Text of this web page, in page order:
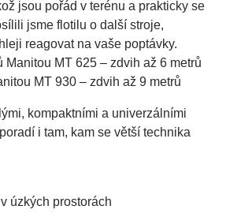
jsou pořád v terénu a prakticky se
jsme flotilu o další stroje,
reagovat na vaše poptávky.
Manitou MT 625 – zdvih až 6 metrů
MT 930 – zdvih až 9 metrů
kompaktními a univerzálními
i tam, kam se větší technika
úzkých prostorách